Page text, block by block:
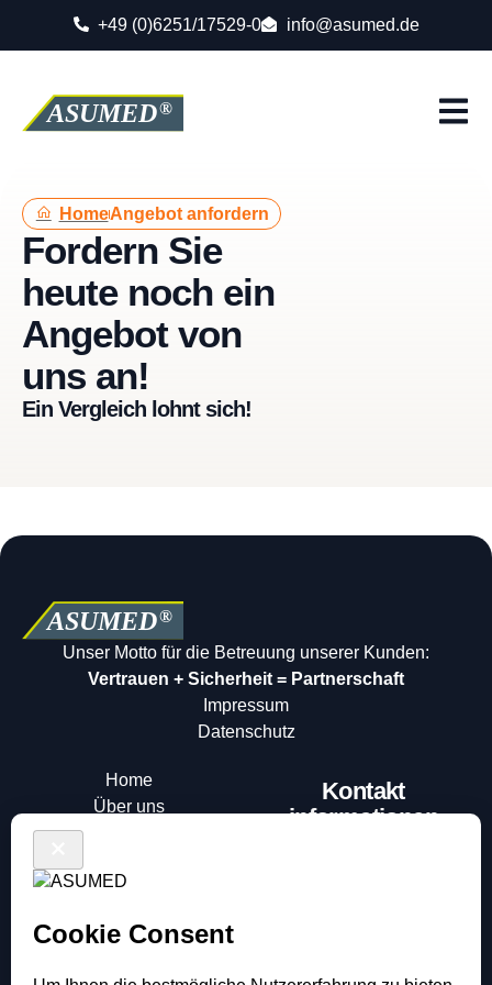
+49 (0)6251/17529-0 info@asumed.de
HomeAngebot anfordern
Fordern Sie
heute noch ein
Angebot von
uns an!
Ein Vergleich lohnt sich!
Unser Motto für die Betreuung unserer Kunden:
Vertrauen + Sicherheit = Partnerschaft
Impressum
Datenschutz
Home
Über uns
Arbeitsschutz
Kontakt
Arbeitsmedizin
Kontakt
informationen